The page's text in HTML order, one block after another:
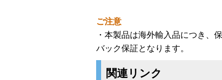
ご注意
・本製品は海外輸入品につき、
バック保証となります。
関連リンク